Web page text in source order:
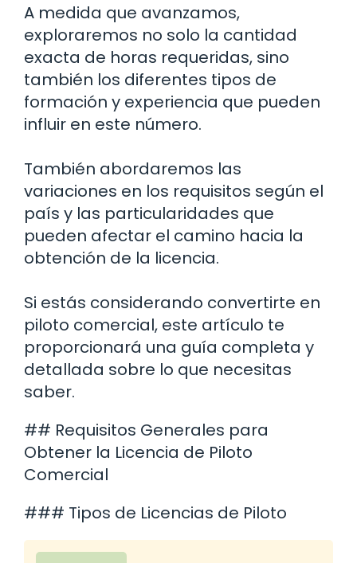
A medida que avanzamos,
exploraremos no solo la cantidad
exacta de horas requeridas, sino
también los diferentes tipos de
formación y experiencia que pueden
influir en este número.
También abordaremos las
variaciones en los requisitos según el
país y las particularidades que
pueden afectar el camino hacia la
obtención de la licencia.
Si estás considerando convertirte en
piloto comercial, este artículo te
proporcionará una guía completa y
detallada sobre lo que necesitas
saber.
## Requisitos Generales para
Obtener la Licencia de Piloto
Comercial
### Tipos de Licencias de Piloto